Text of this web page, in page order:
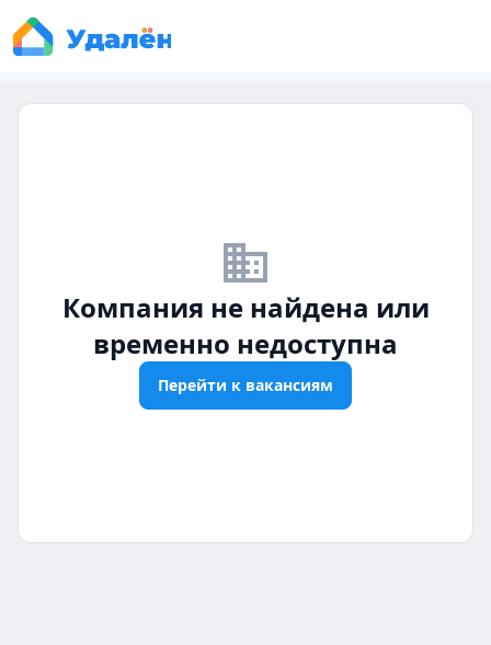
business_off
Компания не найдена или
временно недоступна
Перейти к вакансиям